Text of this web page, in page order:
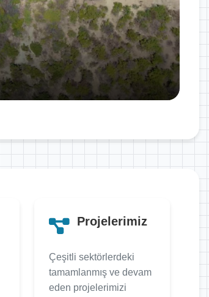
Projelerimiz
Çeşitli sektörlerdeki
tamamlanmış ve devam
eden projelerimizi